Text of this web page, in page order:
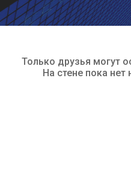
Только друзья могут
На стене пока нет